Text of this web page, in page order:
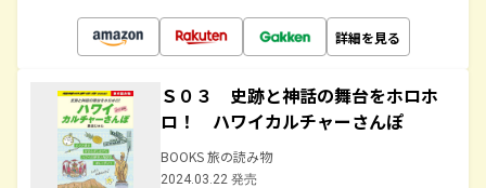
詳細を見る
Ｓ０３ 史跡と神話の舞台をホロホ
ロ！ ハワイカルチャーさんぽ
BOOKS 旅の読み物
2024.03.22 発売